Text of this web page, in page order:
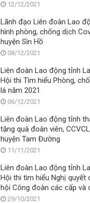
12/12/2021
Lãnh đạo Liên đoàn Lao
hình phòng, chống dịch Covid-19 tại các xã
huyện Sìn Hồ
08/12/2021
Liên đoàn Lao động tỉnh
Hội thi Tìm hiểu Phòng,
lá năm 2021
06/12/2021
Liên đoàn Lao động tỉnh
tặng quà đoàn viên,
huyện Tam Đường
11/11/2021
Liên đoàn Lao động tỉnh
Hội thi tìm hiểu Nghị quyết
hội Công đoàn các cấp và
sách liên quan đến
29/10/2021